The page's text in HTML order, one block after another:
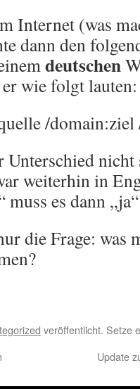
Internet (was
dann den
deutschen
wie folgt lauten:
/
Unterschied
weiterhin in
muss es dann
die Frage: was
veröffentlicht. Setze
Update